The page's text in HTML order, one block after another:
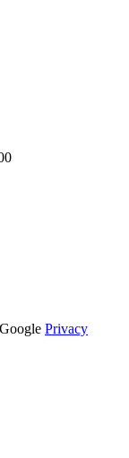
Privacy